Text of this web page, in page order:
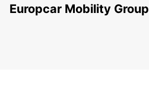
Europcar Mobility Group